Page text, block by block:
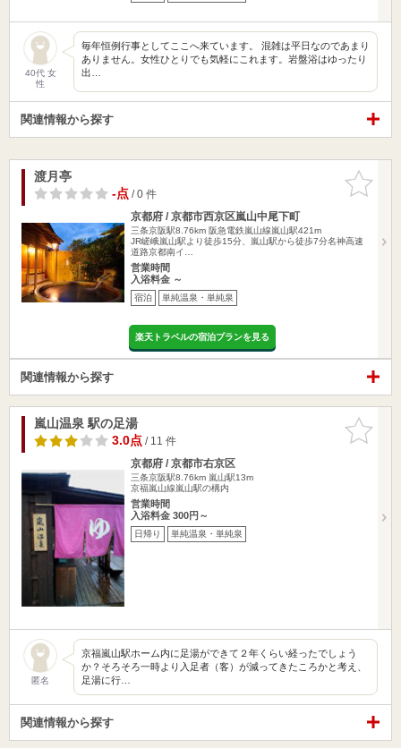
40代 女
性
毎年恒例行事としてここへ来ています。 混雑は平日なのであまり
ありません。女性ひとりでも気軽にこれます。岩盤浴はゆったり
出…
関連情報から探す
お気に入
りに追加
渡月亭
-点/ 0 件
京都府 / 京都市西京区嵐山中尾下町
三条京阪駅8.76km 阪急電鉄嵐山線嵐山駅421m
JR嵯峨嵐山駅より徒歩15分、嵐山駅から徒歩7分名神高速
道路京都南イ…
営業時間
入浴料金 ～
宿泊 単純温泉・単純泉
楽天トラベルの宿泊プランを見る
関連情報から探す
お気に入
りに追加
嵐山温泉 駅の足湯
3.0点/ 11 件
京都府 / 京都市右京区
三条京阪駅8.76km 嵐山駅13m
京福嵐山線嵐山駅の構内
営業時間
入浴料金 300円～
日帰り 単純温泉・単純泉
匿名
京福嵐山駅ホーム内に足湯ができて２年くらい経ったでしょう
か？そろそろ一時より入足者（客）が減ってきたころかと考え、
足湯に行…
関連情報から探す